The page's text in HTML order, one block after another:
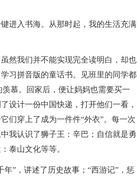
进入书海。从那时起，我的生活充满
然我们并不能实现完全读明白，却也
习拼音版的童话书。见班里的同学都
慕。回家后，便让妈妈也需要买一
设计一份中国快递，打开他们一看，
们穿上了成为一件件“外衣”。每一次
我认识了狮子王：辛巴；自信就是勇
泰山文化等等。
”，讲述了历史故事；“西游记”，惩